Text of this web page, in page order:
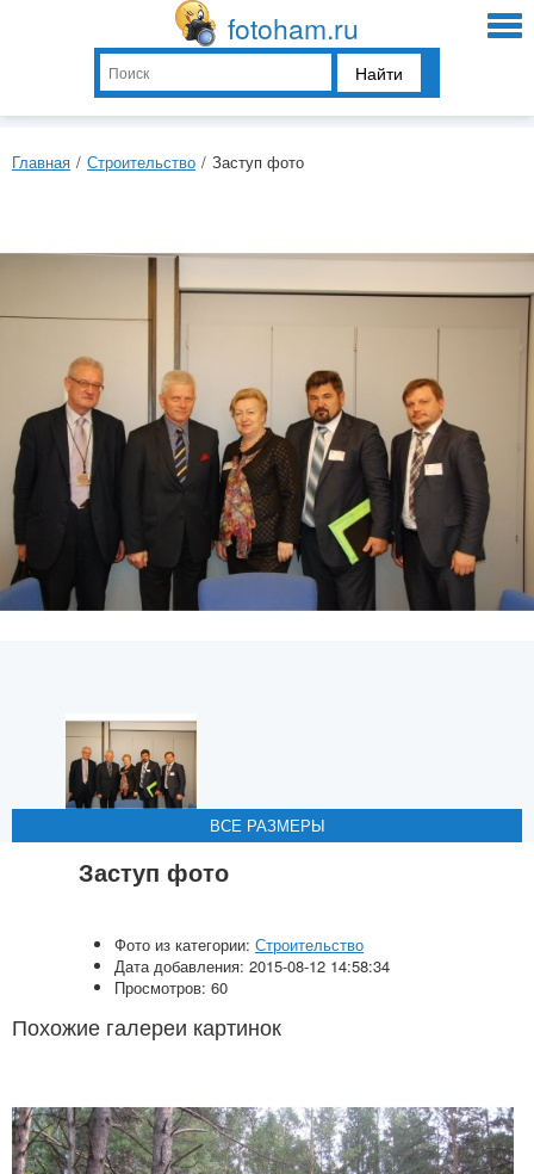
fotoham.ru
Найти
Главная / Строительство / Заступ фото
ВСЕ РАЗМЕРЫ
ВСЕ РАЗМЕРЫ
ВСЕ РАЗМЕРЫ
ВСЕ РАЗМЕРЫ
ВСЕ РАЗМЕРЫ
Заступ фото
Фото из категории: Строительство
Дата добавления: 2015-08-12 14:58:34
Просмотров: 60
Похожие галереи картинок